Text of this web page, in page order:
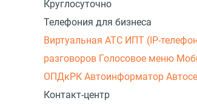
Круглосуточно
Телефония для бизнеса
Виртуальная АТС ИПТ (IP-
разговоров Голосовое меню
ОПДкРК Автоинформатор
Контакт-центр